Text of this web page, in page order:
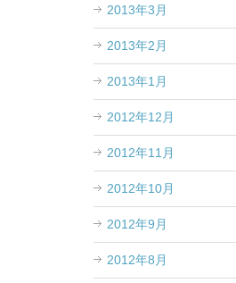
2013年3月
2013年2月
2013年1月
2012年12月
2012年11月
2012年10月
2012年9月
2012年8月